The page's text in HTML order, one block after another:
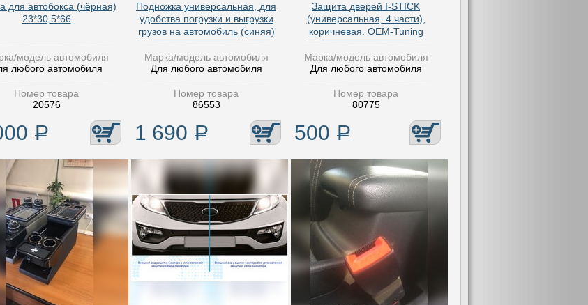
для автобокса (чёрная)
23*30,5*66
модель автомобиля
любого автомобиля
Номер товара
20576
Р
Подножка универсальная, для
удобства погрузки и выгрузки
грузов на автомобиль (синяя)
Марка/модель автомобиля
Для любого автомобиля
Номер товара
86553
1 690 Р
Защита дверей I-STICK
(универсальная, 4 части),
коричневая. OEM-Tuning
Марка/модель автомобиля
Для любого автомобиля
Номер товара
80775
500 Р